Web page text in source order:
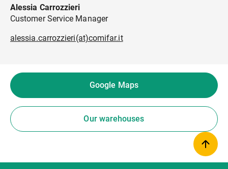
Alessia Carrozzieri
Customer Service Manager
alessia.carrozzieri(at)comifar.it
Google Maps
Our warehouses